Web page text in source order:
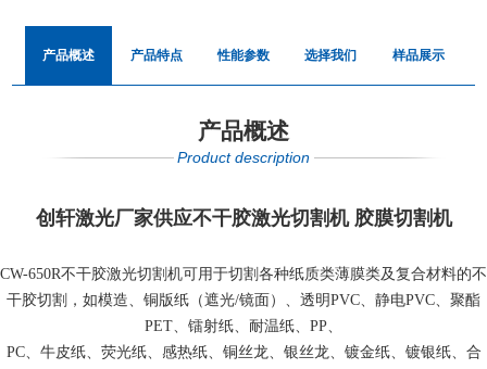
产品概述 产品特点 性能参数 选择我们 样品展示
产品概述
Product description
创轩激光厂家供应不干胶激光切割机 胶膜切割机
CW-650R不干胶激光切割机可用于切割各种纸质类薄膜类及复合材料的不
干胶切割，如模造、铜版纸（遮光/镜面）、透明PVC、静电PVC、聚酯
PET、镭射纸、耐温纸、PP、
PC、牛皮纸、荧光纸、感热纸、铜丝龙、银丝龙、镀金纸、镀银纸、合